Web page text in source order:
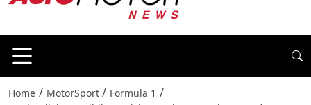
Home / MotorSport / Formula 1 /